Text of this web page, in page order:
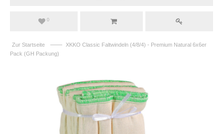
0
Zur Startseite ——
XKKO Classic Faltwindeln (4/8/4) - Premium Natural 6x6er
Pack (GH Packung)